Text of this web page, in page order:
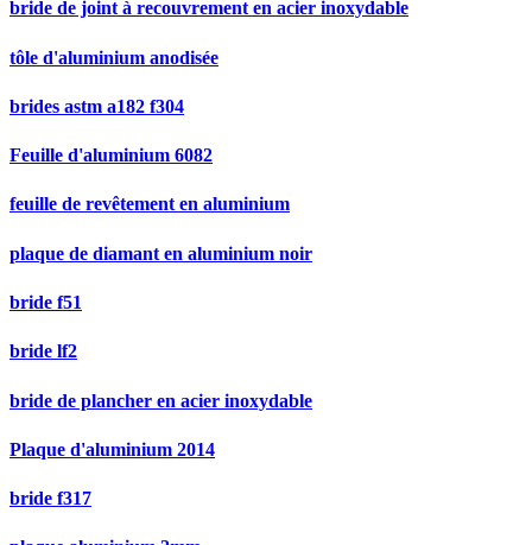
bride de joint à recouvrement en acier inoxydable
tôle d'aluminium anodisée
brides astm a182 f304
Feuille d'aluminium 6082
feuille de revêtement en aluminium
plaque de diamant en aluminium noir
bride f51
bride lf2
bride de plancher en acier inoxydable
Plaque d'aluminium 2014
bride f317